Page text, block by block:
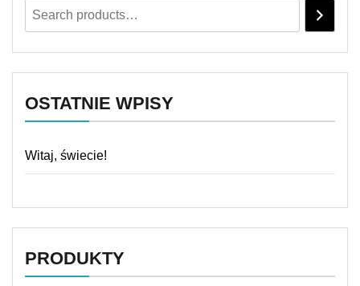
OSTATNIE WPISY
Witaj, świecie!
PRODUKTY